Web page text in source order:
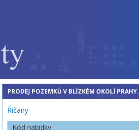
PRODEJ POZEMKŮ V BLÍZKÉM OKOLÍ PRAHY.
Říčany
Kód nabídky